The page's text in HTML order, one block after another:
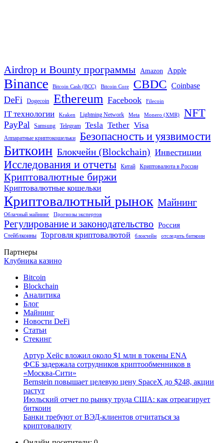
Airdrop и Bounty программы Amazon Apple
Binance Bitcoin Cash (BCC) Bitcoin Core CBDC Coinbase
DeFi Dogecoin Ethereum Facebook Filecoin
IT технологии Kraken Lightning Network Meta Monero (XMR) NFT
PayPal Samsung Telegram Tesla Tether Visa
Аппаратные криптокошельки Безопасность и уязвимости
Биткоин Блокчейн (Blockchain) Инвестиции
Исследования и отчеты Китай Криптовалюта в России
Криптовалютные биржи
Криптовалютные кошельки
Криптовалютный рынок Майнинг
Облачный майнинг Прогнозы экспертов
Регулирование и законодательство Россия
Стейблкоины Торговля криптовалютой блокчейн отследить биткоин
Партнеры
Клубника казино
Bitcoin
Blockchain
Аналитика
Блог
Майнинг
Новости DeFi
Статьи
Стекинг
Артур Хейс вложил около $1 млн в токены ENA
ФСБ задержала сотрудников криптообменников в
«Москва-Сити»
Bernstein повышает целевую цену SpaceX до $248, акции
растут
Июльский отчет по рынку труда США: как отреагирует
биткоин
Банки требуют от ВЭД-клиентов отчитаться за
криптовалюту